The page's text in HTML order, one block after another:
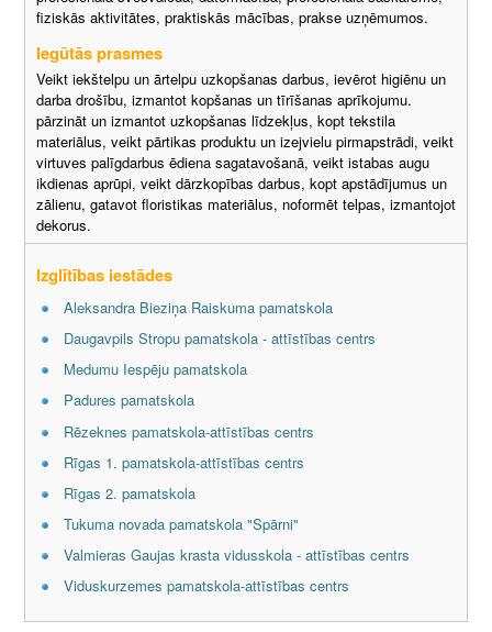
fiziskās aktivitātes, praktiskās mācības, prakse uzņēmumos.
Iegūtās prasmes
Veikt iekštelpu un ārtelpu uzkopšanas darbus, ievērot higiēnu un
darba drošību, izmantot kopšanas un tīrīšanas aprīkojumu.
pārzināt un izmantot uzkopšanas līdzekļus, kopt tekstila
materiālus, veikt pārtikas produktu un izejvielu pirmapstrādi, veikt
virtuves palīgdarbus ēdiena sagatavošanā, veikt istabas augu
ikdienas aprūpi, veikt dārzkopības darbus, kopt apstādījumus un
zālienu, gatavot floristikas materiālus, noformēt telpas, izmantojot
dekorus.
Izglītības iestādes
Aleksandra Bieziņa Raiskuma pamatskola
Daugavpils Stropu pamatskola - attīstības centrs
Medumu Iespēju pamatskola
Padures pamatskola
Rēzeknes pamatskola-attīstības centrs
Rīgas 1. pamatskola-attīstības centrs
Rīgas 2. pamatskola
Tukuma novada pamatskola "Spārni"
Valmieras Gaujas krasta vidusskola - attīstības centrs
Viduskurzemes pamatskola-attīstības centrs